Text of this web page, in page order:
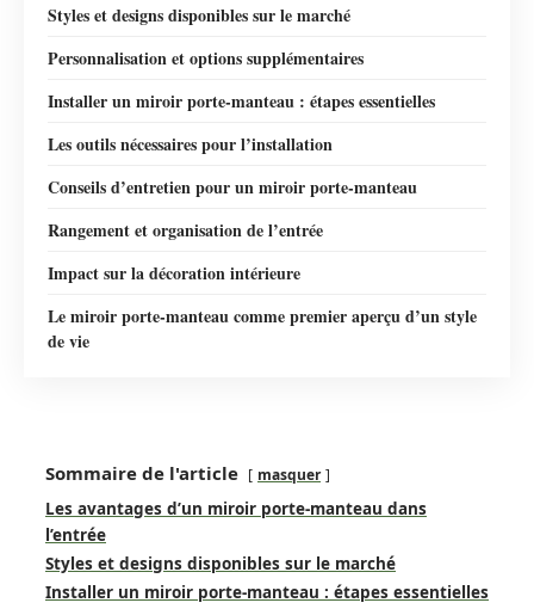
Styles et designs disponibles sur le marché
Personnalisation et options supplémentaires
Installer un miroir porte-manteau : étapes essentielles
Les outils nécessaires pour l’installation
Conseils d’entretien pour un miroir porte-manteau
Rangement et organisation de l’entrée
Impact sur la décoration intérieure
Le miroir porte-manteau comme premier aperçu d’un style
de vie
Sommaire de l'article masquer
Les avantages d’un miroir porte-manteau dans
l’entrée
Styles et designs disponibles sur le marché
Installer un miroir porte-manteau : étapes essentielles